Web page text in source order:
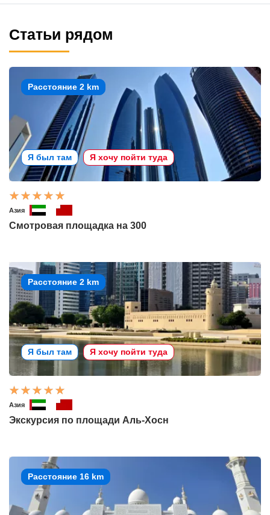
Статьи рядом
Расстояние 2 km
Я был там Я хочу пойти туда
Азия
Смотровая площадка на 300
Расстояние 2 km
Я был там Я хочу пойти туда
Азия
Экскурсия по площади Аль-Хосн
Расстояние 16 km